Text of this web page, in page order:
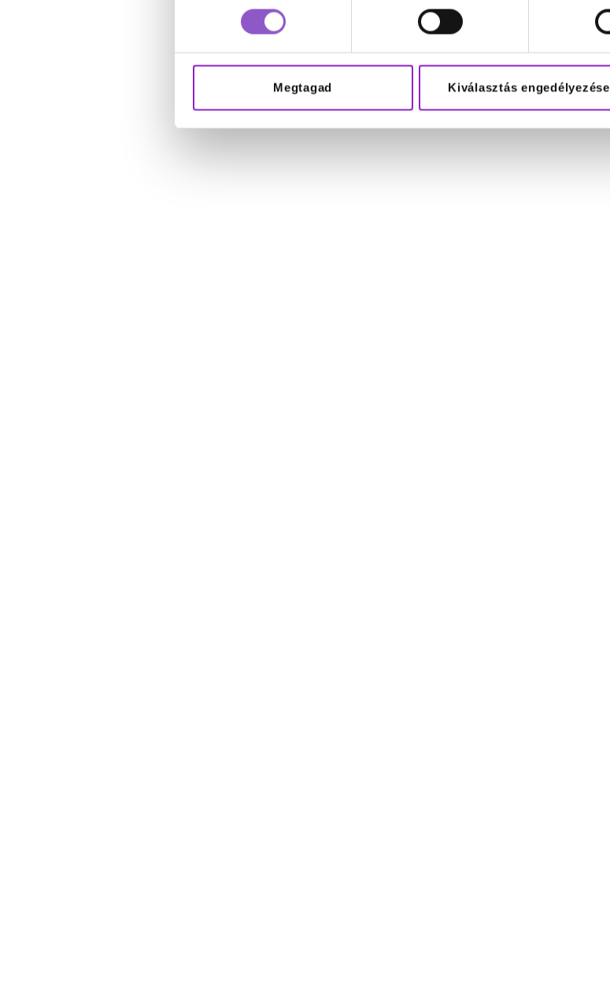
Megtagad Kiválasztás engedélyezése